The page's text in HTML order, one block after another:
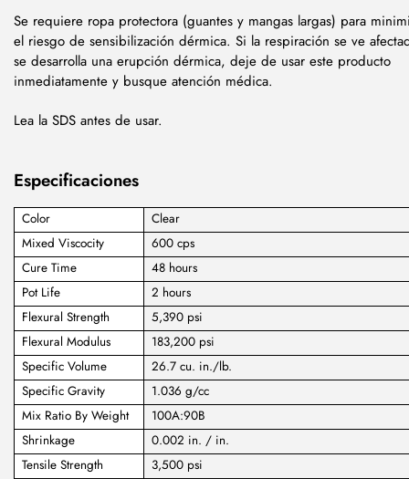
Se requiere ropa protectora (guantes y mangas largas) para
el riesgo de sensibilización dérmica. Si la respiración se ve
se desarrolla una erupción dérmica, deje de usar este producto
inmediatamente y busque atención médica.
Lea la SDS antes de usar.
Especificaciones
Color
Clear
Mixed Viscocity
600 cps
Cure Time
48 hours
Pot Life
2 hours
Flexural Strength
5,390 psi
Flexural Modulus
183,200 psi
Specific Volume
26.7 cu. in./lb.
Specific Gravity
1.036 g/cc
Mix Ratio By Weight
100A:90B
Shrinkage
0.002 in. / in.
Tensile Strength
3,500 psi